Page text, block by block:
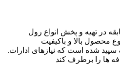
سپید ۱۵ سال سابقه در تهیه و پخش انواع رول
محصول بالا و باکیفیت
شده است که نیازهای ادارات.
ها را برطرف کند